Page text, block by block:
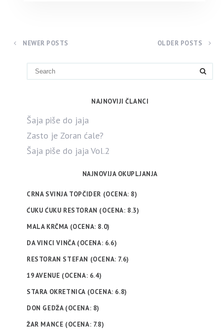
NEWER POSTS OLDER POSTS
NAJNOVIJI ČLANCI
Šaja piše do jaja
Zasto je Zoran ćale?
Šaja piše do jaja Vol.2
NAJNOVIJA OKUPLJANJA
CRNA SVINJA TOPČIDER (OCENA: 8)
ĆUKU ĆUKU RESTORAN (OCENA: 8.3)
MALA KRČMA (OCENA: 8.0)
DA VINCI VINČA (OCENA: 6.6)
RESTORAN STEFAN (OCENA: 7.6)
19 AVENUE (OCENA: 6.4)
STARA OKRETNICA (OCENA: 6.8)
DON GEDŽA (OCENA: 8)
ŽAR MANCE (OCENA: 7.8)